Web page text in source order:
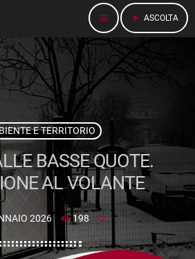
menu play_arrow ASCOLTA
E TERRITORIO
BASSE QUOTE.
AL VOLANTE
2026 198